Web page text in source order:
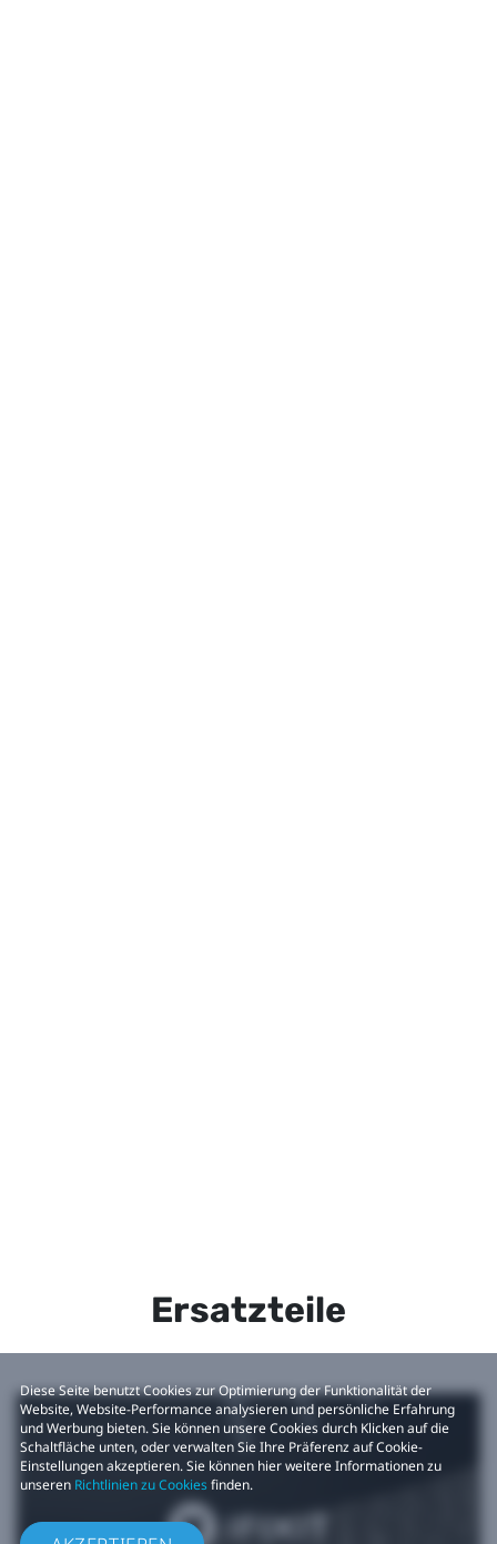
Ersatzteile
Diese Seite benutzt Cookies zur Optimierung der Funktionalität der
Website, Website-Performance analysieren und persönliche Erfahrung
und Werbung bieten. Sie können unsere Cookies durch Klicken auf die
Schaltfläche unten, oder verwalten Sie Ihre Präferenz auf Cookie-
Einstellungen akzeptieren. Sie können hier weitere Informationen zu
unseren Richtlinien zu Cookiesfinden.